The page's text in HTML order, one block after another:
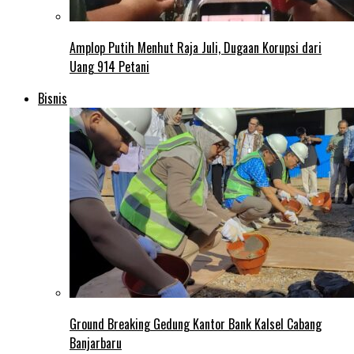
Amplop Putih Menhut Raja Juli, Dugaan Korupsi dari
Uang 914 Petani
Bisnis
Ground Breaking Gedung Kantor Bank Kalsel Cabang
Banjarbaru